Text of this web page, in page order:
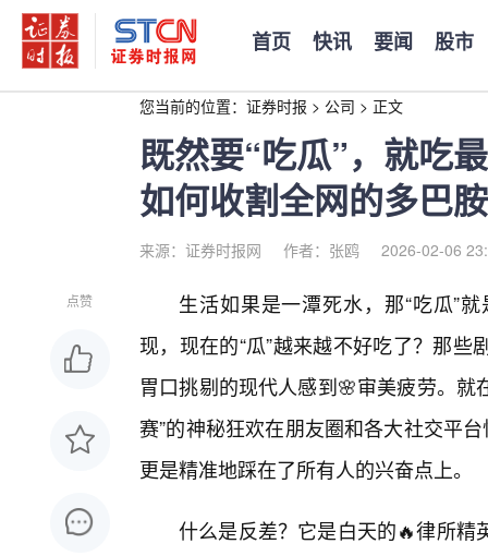
首页 快讯 要闻 股市
您当前的位置： 证券时报 > 公司 > 正文
既然要“吃瓜”，就吃
如何收割全网的多巴
来源：证券时报网 作者：张鸥 2026-02-06
点赞
生活如果是一潭死水，那“吃瓜”
现，现在的“瓜”越来越不好吃了？那
胃口挑剔的现代人感到🌸审美疲劳。就
赛”的神秘狂欢在朋友圈和各大社交平
更是精准地踩在了所有人的兴奋点上。
什么是反差？它是白天的🔥律所精